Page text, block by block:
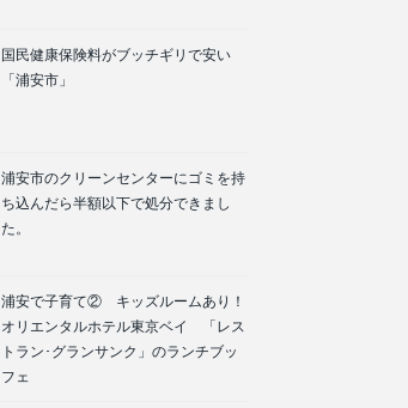
国民健康保険料がブッチギリで安い
「浦安市」
浦安市のクリーンセンターにゴミを持
ち込んだら半額以下で処分できまし
た。
浦安で子育て② キッズルームあり！
オリエンタルホテル東京ベイ 「レス
トラン･グランサンク」のランチブッ
フェ